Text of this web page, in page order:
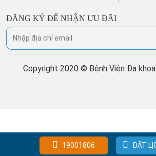
19001806 ĐẶT
ĐĂNG KÝ ĐỂ NHẬN ƯU ĐÃI
Copyright 2020 © Bệnh Viện Đa